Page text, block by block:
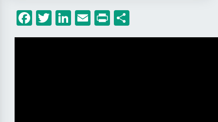
Facebook
Twitter
LinkedIn
Email
Print